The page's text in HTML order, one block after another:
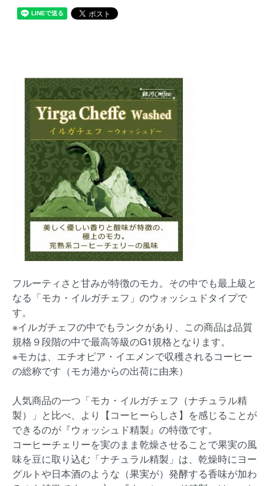
フルーティさと甘みが特徴のモカ。その中でも最上級と
なる「モカ・イルガチェフ」のウォッシュドタイプで
す。
※イルガチェフの中でもランクがあり、この商品は品質
規格９段階の中で最高等級のG1規格となります。
※モカは、エチオピア・イエメンで収穫されるコーヒー
の総称です（モカ港からの出荷に由来）
人気商品の一つ「モカ・イルガチェフ（ナチュラル精
製）」と比べ、より【コーヒーらしさ】を感じることが
できるのが『ウォッシュド精製』の特徴です。
コーヒーチェリーを実のまま乾燥させることで果実の風
味を豆に取り込む「ナチュラル精製」は、乾燥時にヨー
グルトや日本酒のような（果実が）発酵する香味が加わ